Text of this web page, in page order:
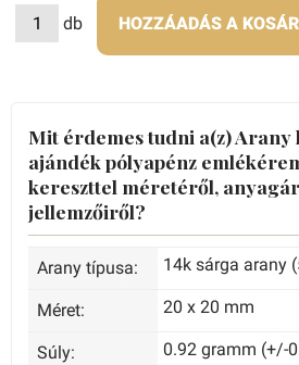
db HOZZÁADÁS A
Mit érdemes tudni a(z) Arany
ajándék pólyapénz
kereszttel méretéről,
jellemzőiről?
Arany típusa: 14k sárga arany
Méret: 20 x 20 mm
Súly: 0.92 gramm (+/-